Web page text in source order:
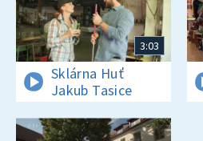
3:03
Sklárna Huť
Jakub Tasice